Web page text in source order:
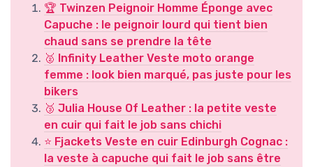
🏆 Twinzen Peignoir Homme Éponge avec
Capuche : le peignoir lourd qui tient bien
chaud sans se prendre la tête
🥈 Infinity Leather Veste moto orange
femme : look bien marqué, pas juste pour les
bikers
🥉 Julia House Of Leather : la petite veste
en cuir qui fait le job sans chichi
⭐ Fjackets Veste en cuir Edinburgh Cognac :
la veste à capuche qui fait le job sans être